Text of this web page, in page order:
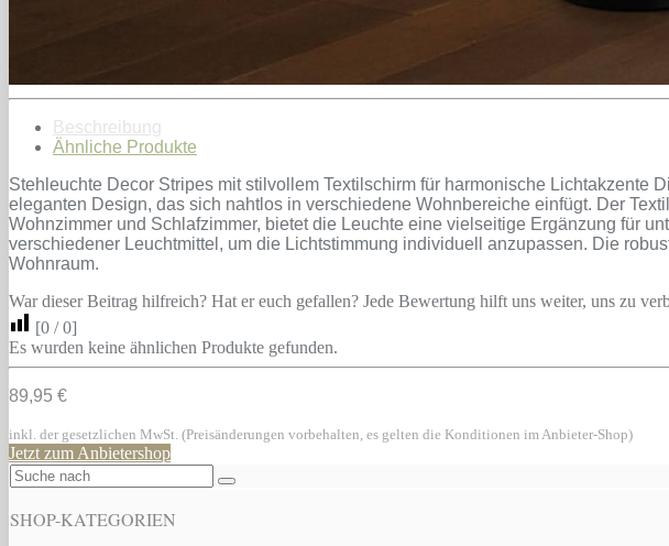
Beschreibung
Ähnliche Produkte
Stehleuchte Decor Stripes mit stilvollem Textilschirm für harmonische
eleganten Design, das sich nahtlos in verschiedene Wohnbereiche einfügt. Der
Wohnzimmer und Schlafzimmer, bietet die Leuchte eine vielseitige Ergänzung für
verschiedener Leuchtmittel, um die Lichtstimmung individuell anzupassen. Die
Wohnraum.
War dieser Beitrag hilfreich? Hat er euch gefallen? Jede Bewertung hilft uns weiter, uns zu
[0 /0]
Es wurden keine ähnlichen Produkte gefunden.
89,95 €
inkl. der gesetzlichen MwSt. (Preisänderungen vorbehalten, es gelten die Konditionen im Anbieter-Shop)
Jetzt zum Anbietershop
SHOP-KATEGORIEN